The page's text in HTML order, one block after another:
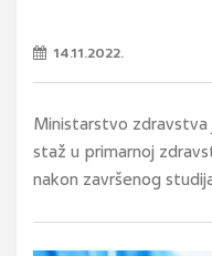
14.11.2022.
Ministarstvo zdravstva
staž u primarnoj
nakon završenog